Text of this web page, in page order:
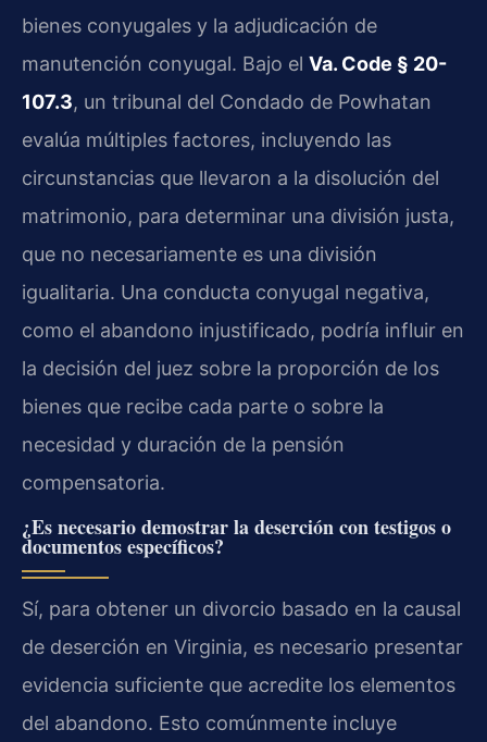
bienes conyugales y la adjudicación de
manutención conyugal. Bajo el Va. Code § 20-
107.3, un tribunal del Condado de Powhatan
evalúa múltiples factores, incluyendo las
circunstancias que llevaron a la disolución del
matrimonio, para determinar una división justa,
que no necesariamente es una división
igualitaria. Una conducta conyugal negativa,
como el abandono injustificado, podría influir en
la decisión del juez sobre la proporción de los
bienes que recibe cada parte o sobre la
necesidad y duración de la pensión
compensatoria.
¿Es necesario demostrar la deserción con testigos o
documentos específicos?
Sí, para obtener un divorcio basado en la causal
de deserción en Virginia, es necesario presentar
evidencia suficiente que acredite los elementos
del abandono. Esto comúnmente incluye